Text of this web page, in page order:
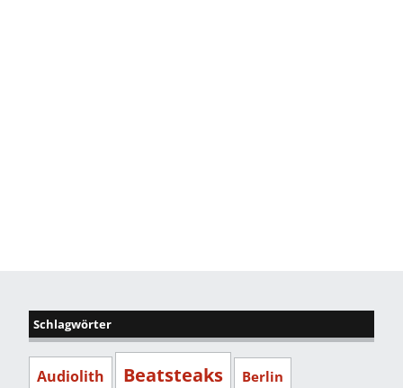
Schlagwörter
Audiolith Beatsteaks Berlin